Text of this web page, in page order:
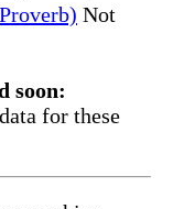
Not
soon:
for these